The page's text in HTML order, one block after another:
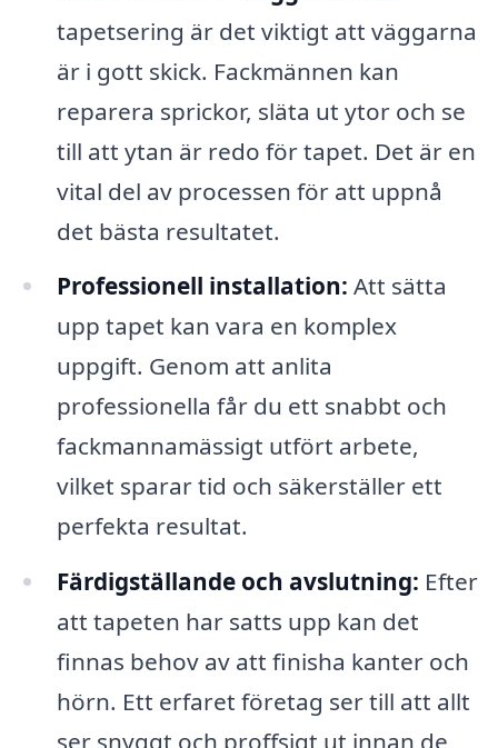
tapetsering är det viktigt att väggarna
är i gott skick. Fackmännen kan
reparera sprickor, släta ut ytor och se
till att ytan är redo för tapet. Det är en
vital del av processen för att uppnå
det bästa resultatet.
Professionell installation: Att sätta
upp tapet kan vara en komplex
uppgift. Genom att anlita
professionella får du ett snabbt och
fackmannamässigt utfört arbete,
vilket sparar tid och säkerställer ett
perfekta resultat.
Färdigställande och avslutning: Efter
att tapeten har satts upp kan det
finnas behov av att finisha kanter och
hörn. Ett erfaret företag ser till att allt
ser snyggt och proffsigt ut innan de